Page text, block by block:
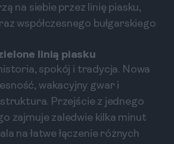
na siebie przez linię piasku,
współczesnego bułgarskiego
linią piasku
spokój i tradycja. Nowa
wakacyjny gwar i
Przejście z jednego
zajmuje zaledwie kilka minut
na łatwe łączenie różnych